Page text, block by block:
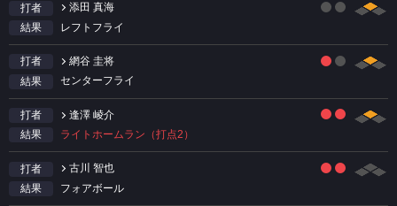
打者
添田 真海
結果
レフトフライ
打者
網谷 圭将
結果
センターフライ
打者
逢澤 崚介
結果
ライトホームラン（打点2）
打者
古川 智也
結果
フォアボール